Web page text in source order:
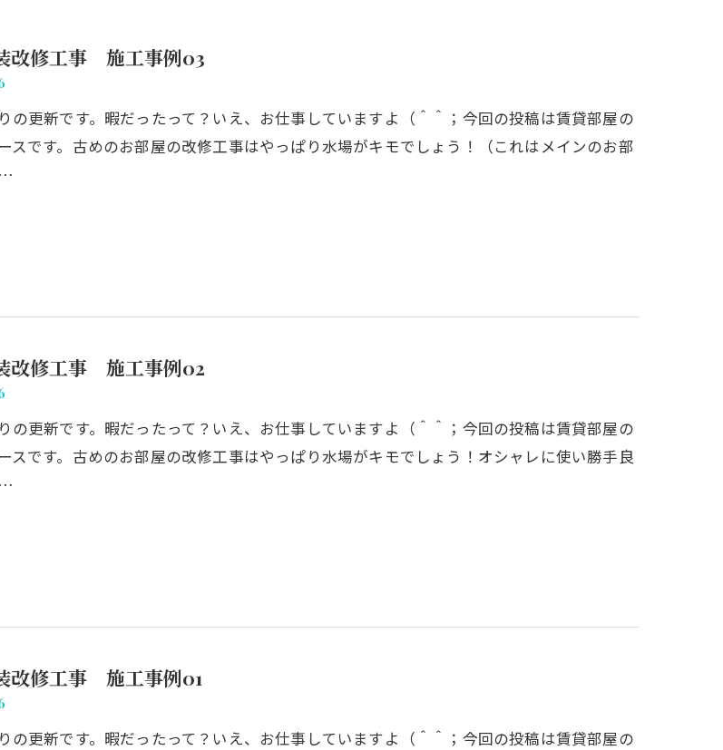
改修工事 施工事例03
の更新です。暇だったって？いえ、お仕事していますよ（＾＾；今回の投稿は賃貸部屋の
スです。古めのお部屋の改修工事はやっぱり水場がキモでしょう！（これはメインのお部
改修工事 施工事例02
の更新です。暇だったって？いえ、お仕事していますよ（＾＾；今回の投稿は賃貸部屋の
スです。古めのお部屋の改修工事はやっぱり水場がキモでしょう！オシャレに使い勝手良
改修工事 施工事例01
の更新です。暇だったって？いえ、お仕事していますよ（＾＾；今回の投稿は賃貸部屋の